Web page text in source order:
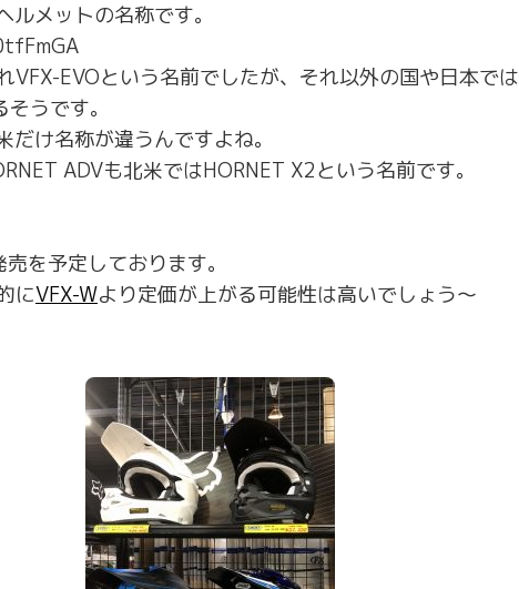
メットの名称です。
VFX-EVOという名前でしたが、それ以外の国や日本では
うです。
け名称が違うんですよね。
ADVも北米ではHORNET X2という名前です。
を予定しております。
にVFX-Wより定価が上がる可能性は高いでしょう～